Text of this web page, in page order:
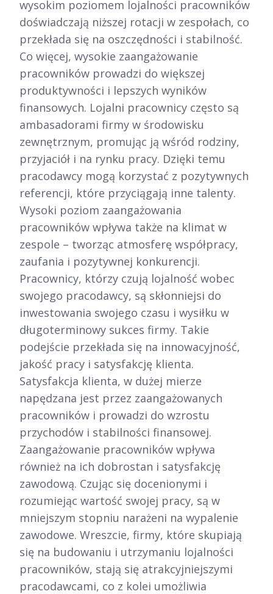
wysokim poziomem lojalności pracowników
doświadczają niższej rotacji w zespołach, co
przekłada się na oszczędności i stabilność.
Co więcej, wysokie zaangażowanie
pracowników prowadzi do większej
produktywności i lepszych wyników
finansowych. Lojalni pracownicy często są
ambasadorami firmy w środowisku
zewnętrznym, promując ją wśród rodziny,
przyjaciół i na rynku pracy. Dzięki temu
pracodawcy mogą korzystać z pozytywnych
referencji, które przyciągają inne talenty.
Wysoki poziom zaangażowania
pracowników wpływa także na klimat w
zespole – tworząc atmosferę współpracy,
zaufania i pozytywnej konkurencji.
Pracownicy, którzy czują lojalność wobec
swojego pracodawcy, są skłonniejsi do
inwestowania swojego czasu i wysiłku w
długoterminowy sukces firmy. Takie
podejście przekłada się na innowacyjność,
jakość pracy i satysfakcję klienta.
Satysfakcja klienta, w dużej mierze
napędzana jest przez zaangażowanych
pracowników i prowadzi do wzrostu
przychodów i stabilności finansowej.
Zaangażowanie pracowników wpływa
również na ich dobrostan i satysfakcję
zawodową. Czując się docenionymi i
rozumiejąc wartość swojej pracy, są w
mniejszym stopniu narażeni na wypalenie
zawodowe. Wreszcie, firmy, które skupiają
się na budowaniu i utrzymaniu lojalności
pracowników, stają się atrakcyjniejszymi
pracodawcami, co z kolei umożliwia